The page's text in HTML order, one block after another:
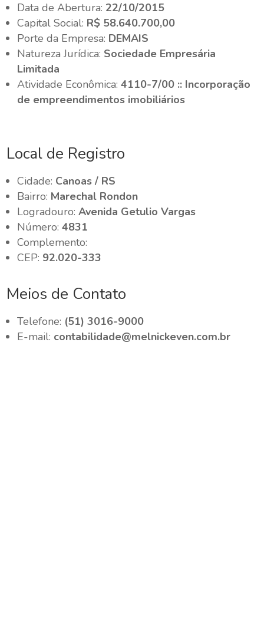
Data de Abertura: 22/10/2015
Capital Social: R$ 58.640.700,00
Porte da Empresa: DEMAIS
Natureza Jurídica: Sociedade Empresária
Limitada
Atividade Econômica:4110-7/00 :: Incorporação
de empreendimentos imobiliários
Local de Registro
Cidade: Canoas / RS
Bairro: Marechal Rondon
Logradouro:Avenida Getulio Vargas
Número:4831
Complemento:
CEP: 92.020-333
Meios de Contato
Telefone: (51) 3016-9000
E-mail: contabilidade@melnickeven.com.br